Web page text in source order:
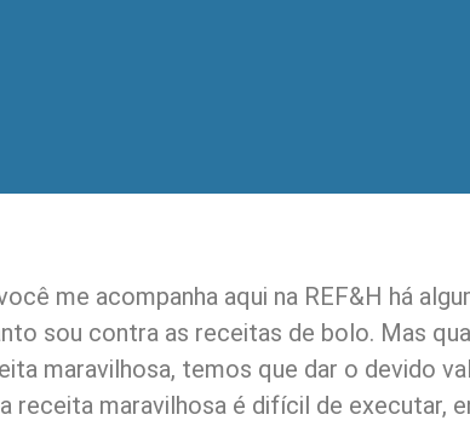
me acompanha aqui na REF&H há
sou contra as receitas de bolo. Mas
maravilhosa, temos que dar o devido
receita maravilhosa é difícil de executar,